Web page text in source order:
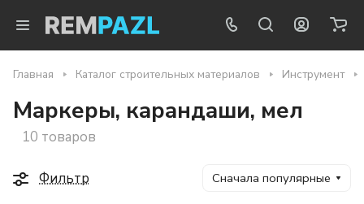
Главная Каталог строительных материалов Инструмент
Маркеры, карандаши, мел
10 товаров
Фильтр Сначала популярные